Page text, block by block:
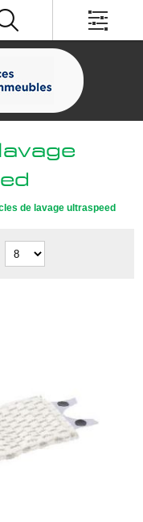
de lavage ultraspeed